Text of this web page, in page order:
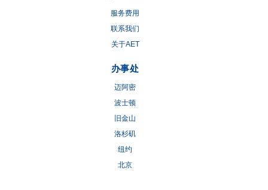
服务费用
联系我们
关于AET
办事处
迈阿密
波士顿
旧金山
洛杉矶
纽约
北京